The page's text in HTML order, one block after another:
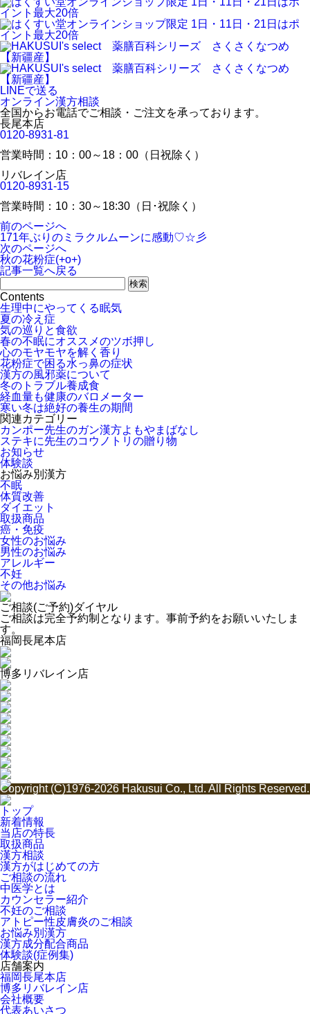
LINEで送る
オンライン漢方相談
全国からお電話でご相談・ご注文を承っております。
長尾本店
0120-8931-81
営業時間：10：00～18：00（日祝除く）
リバレイン店
0120-8931-15
営業時間：10：30～18:30（日･祝除く）
前のページへ
171年ぶりのミラクルムーンに感動♡☆彡
次のページへ
秋の花粉症(+o+)
記事一覧へ戻る
Contents
生理中にやってくる眠気
夏の冷え症
気の巡りと食欲
春の不眠にオススメのツボ押し
心のモヤモヤを解く香り
花粉症で困る水っ鼻の症状
漢方の風邪薬について
冬のトラブル養成食
経血量も健康のバロメーター
寒い冬は絶好の養生の期間
関連カテゴリー
カンポー先生のガン漢方よもやまばなし
ステキに先生のコウノトリの贈り物
お知らせ
体験談
お悩み別漢方
不眠
体質改善
ダイエット
取扱商品
癌・免疫
女性のお悩み
男性のお悩み
アレルギー
不妊
その他お悩み
ご相談(ご予約)ダイヤル
ご相談は完全予約制となります。事前予約をお願いいたしま
す。
福岡長尾本店
博多リバレイン店
Copyright (C)1976-2026 Hakusui Co., Ltd. All Rights Reserved.
トップ
新着情報
当店の特長
取扱商品
漢方相談
漢方がはじめての方
ご相談の流れ
中医学とは
カウンセラー紹介
不妊のご相談
アトピー性皮膚炎のご相談
お悩み別漢方
漢方成分配合商品
体験談(症例集)
店舗案内
福岡長尾本店
博多リバレイン店
会社概要
代表あいさつ